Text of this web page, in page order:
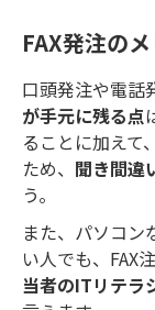
FAX発注の
口頭発注や電話
が手元に残る点
ることに加えて
ため、 聞き間違
う。
また、パソコン
い人でも、FAX
当者のITリテラ